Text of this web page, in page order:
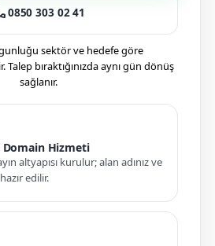
0850 303 02 41
sektör ve hedefe göre
bıraktığınızda aynı gün dönüş
sağlanır.
Hizmeti
altyapısı kurulur; alan adınız ve
edilir.